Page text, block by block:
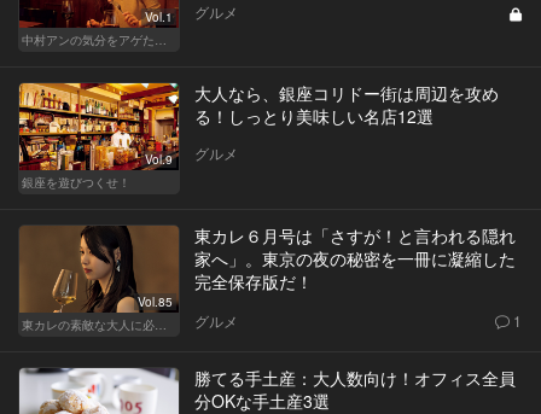
Vol.1
中村アンの気分をアゲたド迫力のポーション
グルメ
Vol.9
銀座を遊びつくせ！
大人なら、銀座コリドー街は周辺を攻め
る！しっとり美味しい名店12選
グルメ
Vol.85
東カレの素敵な大人に必要なこと
東カレ６月号は「さすが！と言われる隠れ
家へ」。東京の夜の秘密を一冊に凝縮した
完全保存版だ！
グルメ 1
勝てる手土産：大人数向け！オフィス全員
分OKな手土産3選